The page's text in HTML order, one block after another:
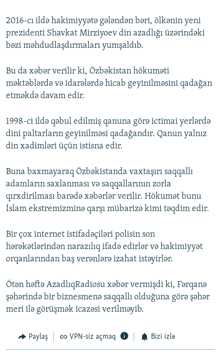
2016-cı ildə hakimiyyətə gələndən bəri, ölkənin yeni
prezidenti Shavkat Mirziyoev din azadlığı üzərindəki
bəzi məhdudlaşdırmaları yumşaldıb.
Bu da xəbər verilir ki, Özbəkistan hökuməti
məktəblərdə və idarələrdə hicab geyinilməsini qadağan
etməkdə davam edir.
1998-ci ildə qəbul edilmiş qanuna görə ictimai yerlərdə
dini paltarların geyinilməsi qadağandır. Qanun yalnız
din xadimləri üçün istisna edir.
Buna baxmayaraq Özbəkistanda vaxtaşırı saqqallı
adamların saxlanması və saqqallarının zorla
qırxdirilması barədə xəbərlər verilir. Hökumət bunu
İslam ekstremizminə qarşı mübarizə kimi təqdim edir.
Bir çox internet istifadəçiləri polisin son
hərəkətlərindən narazılıq ifadə edirlər və hakimiyyət
orqanlarından baş verənlərə izahat istəyirlər.
Ötən həftə AzadlıqRadiosu xəbər vermişdi ki, Fərqanə
şəhərində bir biznesmenə saqqallı olduğuna görə şəhər
meri ilə görüşmək icazəsi verilməyib.
Paylaş VPN-siz açmaq Bizi izlə